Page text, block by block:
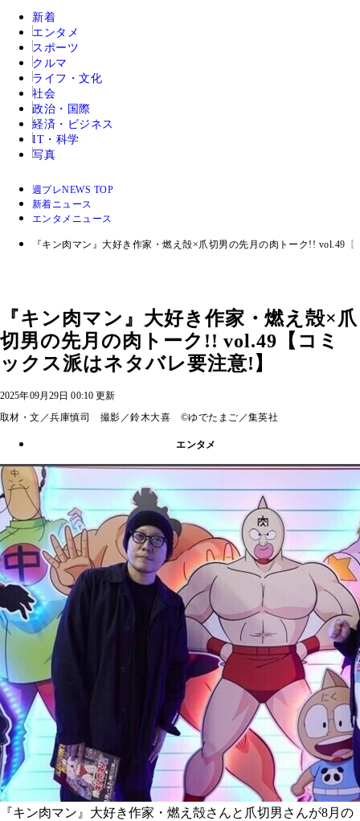
新着
エンタメ
スポーツ
クルマ
ライフ・文化
社会
政治・国際
経済・ビジネス
IT・科学
写真
週プレNEWS TOP
新着ニュース
エンタメニュース
『キン肉マン』大好き作家・燃え殻×爪切男の先月の肉トーク!! vol.49
『キン肉マン』大好き作家・燃え殻×爪
切男の先月の肉トーク!! vol.49【コミ
ックス派はネタバレ要注意!】
2025年09月29日 00:10 更新
取材・文／兵庫慎司 撮影／鈴木大喜 ©ゆでたまご／集英社
エンタメ
『キン肉マン』大好き作家・燃え殻さんと爪切男さんが8月の